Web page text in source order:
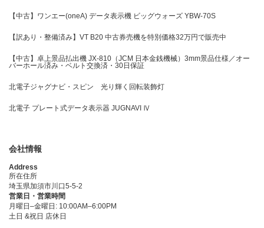
【中古】ワンエー(oneA) データ表示機 ビッグウォーズ YBW-70S
【訳あり・整備済み】VT B20 中古券売機を特別価格32万円で販売中
【中古】卓上景品払出機 JX-810（JCM 日本金銭機械）3mm景品仕様／オー
バーホール済み・ベルト交換済・30日保証
北電子ジャグナビ・スピン 光り輝く回転装飾灯
北電子 プレート式データ表示器 JUGNAVI Ⅳ
会社情報
Address
所在住所
埼玉県加須市川口5-5-2
営業日・営業時間
月曜日–金曜日: 10:00AM–6:00PM
土日 &祝日 店休日